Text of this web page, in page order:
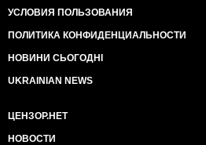
УСЛОВИЯ ПОЛЬЗОВАНИЯ
ПОЛИТИКА КОНФИДЕНЦИАЛЬНОСТИ
НОВИНИ СЬОГОДНІ
UKRAINIAN NEWS
ЦЕНЗОР.НЕТ
НОВОСТИ